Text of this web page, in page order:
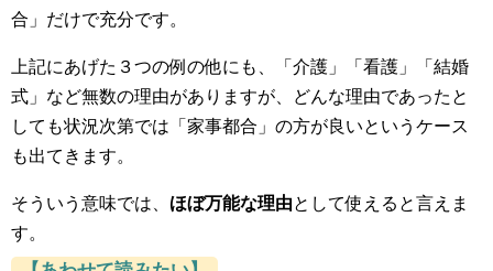
合」だけで充分です。
上記にあげた３つの例の他にも、「介護」「看護」「結婚
式」など無数の理由がありますが、どんな理由であったと
しても状況次第では「家事都合」の方が良いというケース
も出てきます。
そういう意味では、 ほぼ万能な理由として使えると言えま
す。